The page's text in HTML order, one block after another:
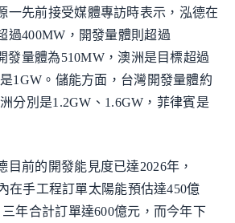
一先前接受媒體專訪時表示，泓德在
過400MW，開發量體則超過
發量體為510MW，澳洲是目標超過
1GW。儲能方面，台灣開發量體約
分別是1.2GW、1.6GW，菲律賓是
目前的開發能見度已達2026年，
在手工程訂單太陽能預估達450億
年合計訂單達600億元，而今年下